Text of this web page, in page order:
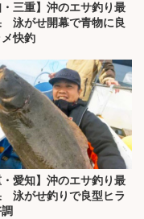
・三重】沖のエサ釣り最
泳がせ開幕で青物に良
快釣
・愛知】沖のエサ釣り最
泳がせ釣りで良型ヒラ